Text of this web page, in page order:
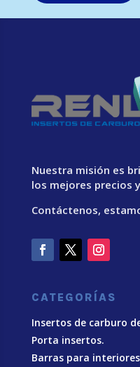
Nuestra misión es
los mejores precios
Contáctenos,
CATEGORÍAS
Insertos de carburo
Porta insertos.
Barras para